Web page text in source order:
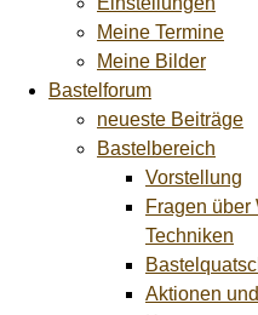
Meine Termine
Meine Bilder
Bastelforum
neueste Beiträge
Bastelbereich
Vorstellung
Fragen über
Techniken
Aktionen